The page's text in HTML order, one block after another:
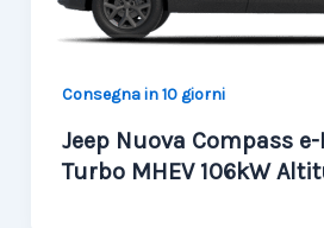
Consegna in 10 giorni
Jeep Nuova Compass e-
Turbo MHEV 106kW